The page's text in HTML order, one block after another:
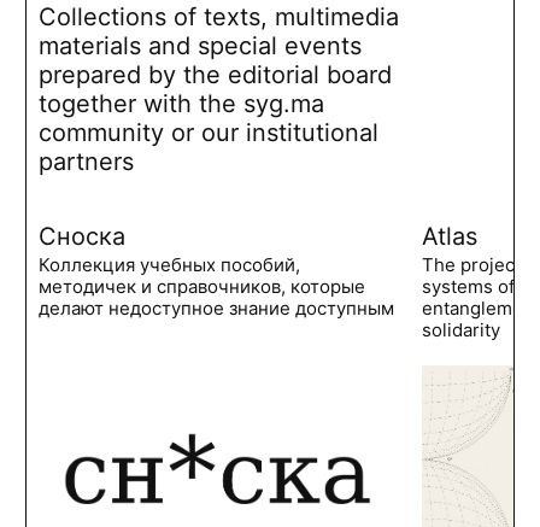
Collections of texts, multimedia
materials and special events
prepared by the editorial board
together with the syg.ma
community or our institutional
partners
Сноска
Коллекция учебных пособий,
методичек и справочников, которые
делают недоступное знание доступным
Atlas
The project
systems of
solidarity